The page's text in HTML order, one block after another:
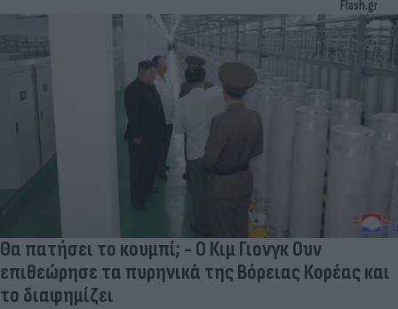
Flash.gr
Θα πατήσει το κουμπί; - Ο Κιμ Γιονγκ Ουν
επιθεώρησε τα πυρηνικά της Βόρειας Κορέας και
το διαφημίζει